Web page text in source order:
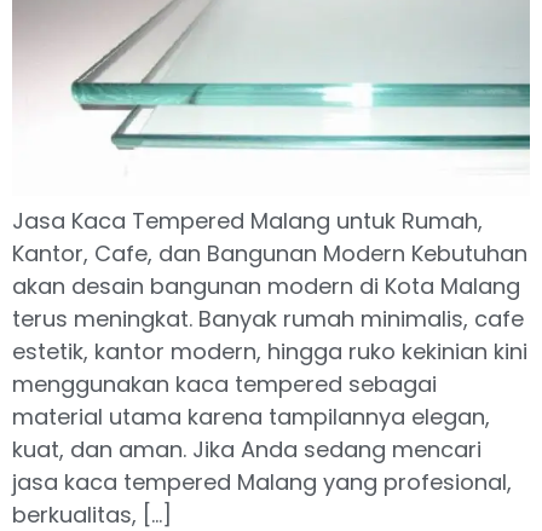
Jasa Kaca Tempered Malang untuk Rumah,
Kantor, Cafe, dan Bangunan Modern Kebutuhan
akan desain bangunan modern di Kota Malang
terus meningkat. Banyak rumah minimalis, cafe
estetik, kantor modern, hingga ruko kekinian kini
menggunakan kaca tempered sebagai
material utama karena tampilannya elegan,
kuat, dan aman. Jika Anda sedang mencari
jasa kaca tempered Malang yang profesional,
berkualitas, […]